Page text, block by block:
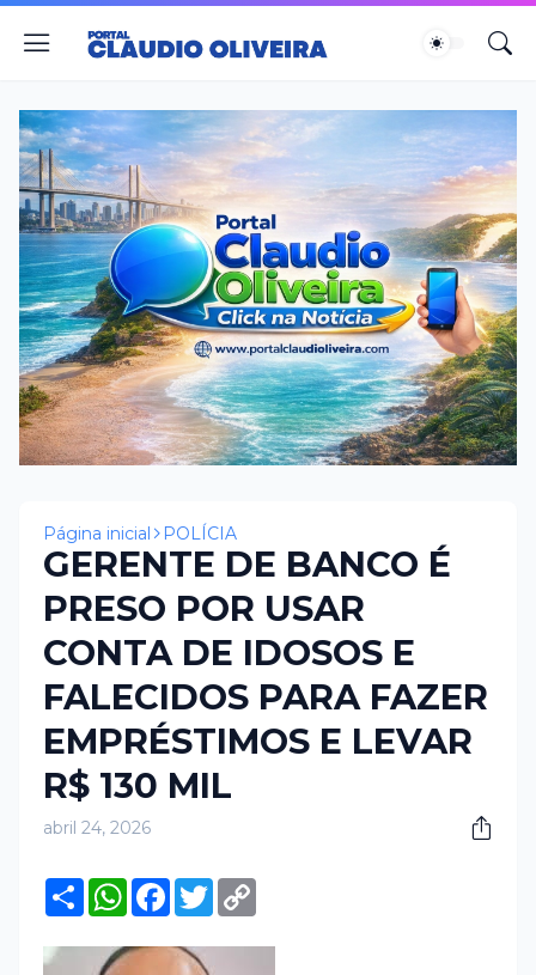
Página inicial POLÍCIA
GERENTE DE BANCO É
PRESO POR USAR
CONTA DE IDOSOS E
FALECIDOS PARA FAZER
EMPRÉSTIMOS E LEVAR
R$ 130 MIL
abril 24, 2026
S
h
r
W
h
t
F
e
T
w
t
y